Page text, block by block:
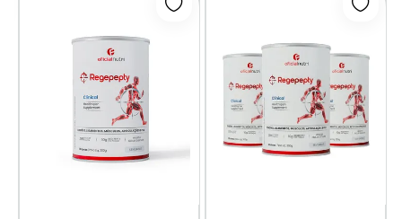
à lista de desejosAdicionar à lista de desejos